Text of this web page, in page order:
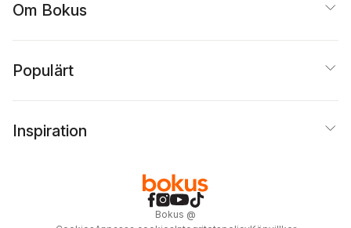
Om Bokus
Populärt
Inspiration
Bokus @